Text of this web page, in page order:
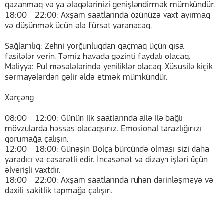
qazanmaq və ya əlaqələrinizi genişləndirmək mümkündür.
18:00 - 22:00: Axşam saatlarında özünüzə vaxt ayırmaq
və düşünmək üçün əla fürsət yaranacaq.
Sağlamlıq: Zehni yorğunluqdan qaçmaq üçün qısa
fasilələr verin. Təmiz havada gəzinti faydalı olacaq.
Maliyyə: Pul məsələlərində yeniliklər olacaq. Xüsusilə kiçik
sərmayələrdən gəlir əldə etmək mümkündür.
Xərçəng
08:00 - 12:00: Günün ilk saatlarında ailə ilə bağlı
mövzularda həssas olacaqsınız. Emosional tarazlığınızı
qorumağa çalışın.
12:00 - 18:00: Günəşin Dolça bürcündə olması sizi daha
yaradıcı və cəsarətli edir. İncəsənət və dizayn işləri üçün
əlverişli vaxtdır.
18:00 - 22:00: Axşam saatlarında ruhən dərinləşməyə və
daxili sakitlik tapmağa çalışın.